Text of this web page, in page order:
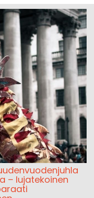
– lujatekoinen